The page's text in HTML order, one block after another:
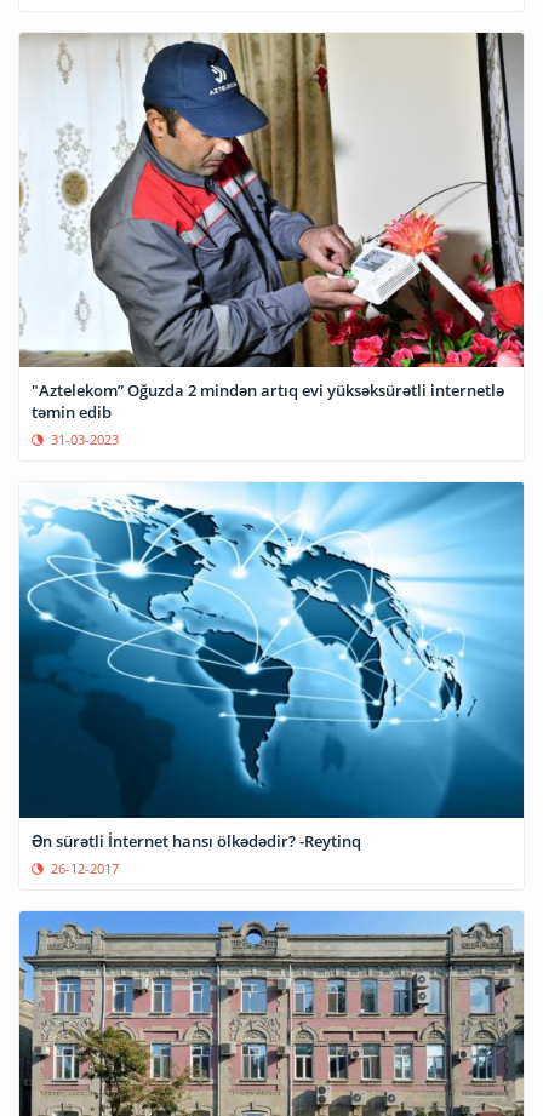
"Aztelekom” Oğuzda 2 mindən artıq evi yüksəksürətli internetlə
təmin edib
31-03-2023
Ən sürətli İnternet hansı ölkədədir? -Reytinq
26-12-2017